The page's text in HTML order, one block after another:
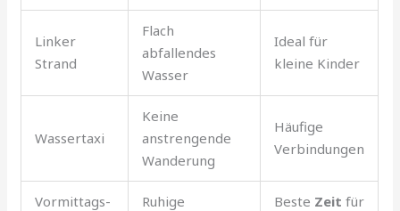
Linker
Strand
Flach
abfallendes
Wasser
Ideal für
kleine Kinder
Wassertaxi
Keine
anstrengende
Wanderung
Häufige
Verbindungen
Vormittags-
Ruhige
Beste Zeit für